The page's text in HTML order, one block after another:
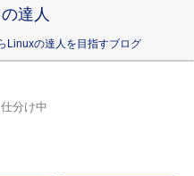
達人
Linuxの達人を目指すブログ
仕分け中